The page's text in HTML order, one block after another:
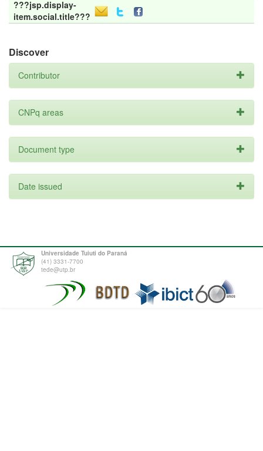
???jsp.display-
item.social.title???
Discover
Contributor
CNPq areas
Document type
Date issued
Universidade Tuiuti do Paraná
(41) 3331-7700
tede@utp.br